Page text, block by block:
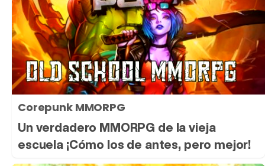
Corepunk MMORPG
Un verdadero MMORPG de la vieja
escuela ¡Cómo los de antes, pero mejor!